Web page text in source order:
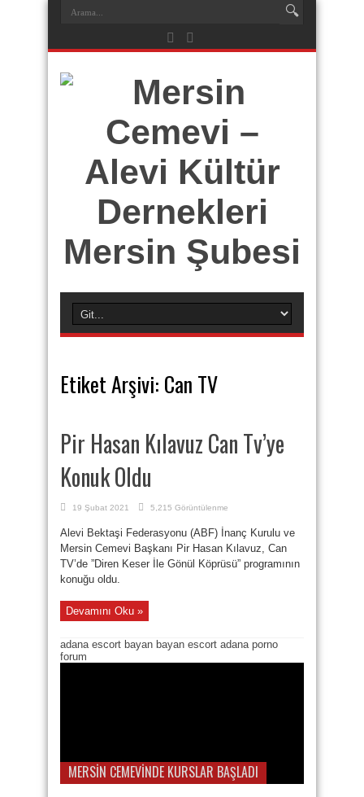
Etiket Arşivi: Can TV
Pir Hasan Kılavuz Can Tv’ye
Konuk Oldu
19 Şubat 2021 5,215 Görüntülenme
Alevi Bektaşi Federasyonu (ABF) İnanç Kurulu ve
Mersin Cemevi Başkanı Pir Hasan Kılavuz, Can
TV’de ”Diren Keser İle Gönül Köprüsü” programının
konuğu oldu.
Devamını Oku »
adana escort bayan bayan escort adana porno
forum
MERSİN CEMEVİNDE KURSLAR BAŞLADI